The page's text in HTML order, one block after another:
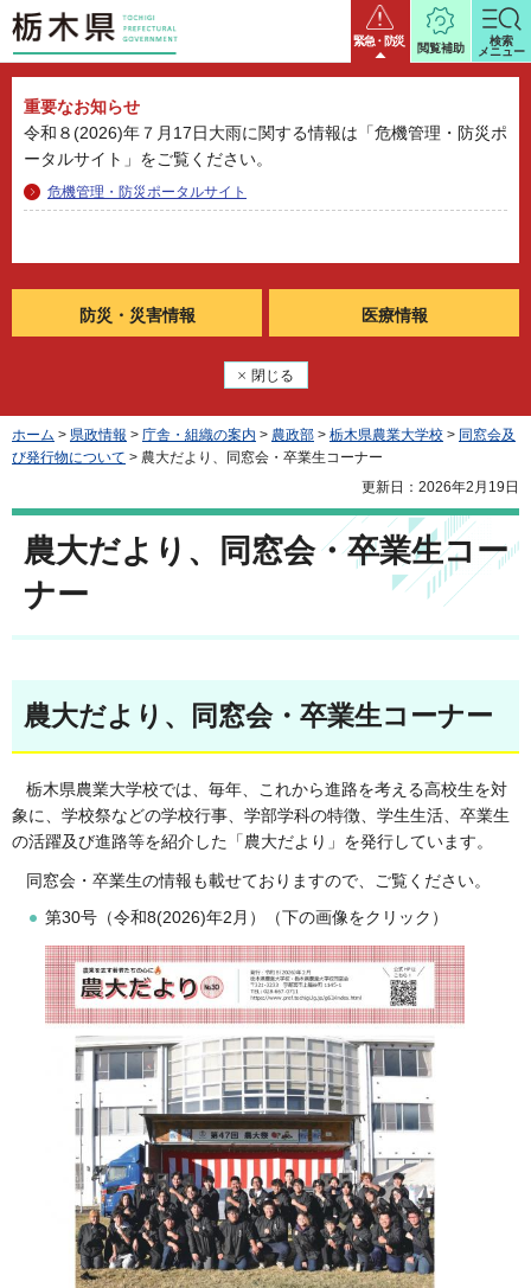
栃木県 緊急・防災
重要なお知らせ
令和８(2026)年７月17日大雨に関する情報は「危機管理・防災ポ
ータルサイト」をご覧ください。
危機管理・防災ポータルサイト
防災・ 災害情報 医療情報
閉じる
閲覧補助
検索
メニュー
ホーム > 県政情報 > 庁舎・組織の案内 > 農政部 > 栃木県農業大学校 > 同窓会及
び発行物について > 農大だより、同窓会・卒業生コーナー
更新日：2026年2月19日
農大だより、同窓会・卒業生コー
ナー
農大だより、同窓会・卒業生コーナー
栃木県農業大学校では、毎年、これから進路を考える高校生を対
象に、学校祭などの学校行事、学部学科の特徴、学生生活、卒業生
の活躍及び進路等を紹介した「農大だより」を発行しています。
同窓会・卒業生の情報も載せておりますので、ご覧ください。
第30号（令和8(2026)年2月）（下の画像をクリック）